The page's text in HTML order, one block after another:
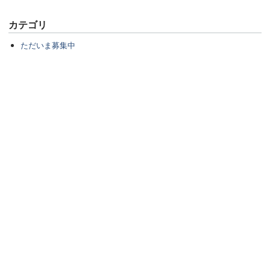
カテゴリ
ただいま募集中